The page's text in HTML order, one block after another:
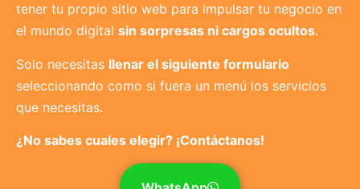
tener tu propio sitio web para impulsar tu negocio en
el mundo digital sin sorpresas ni cargos ocultos.
Solo necesitas llenar el siguiente formulario
seleccionando como si fuera un menú los servicios
que necesitas.
¿No sabes cuales elegir? ¡Contáctanos!